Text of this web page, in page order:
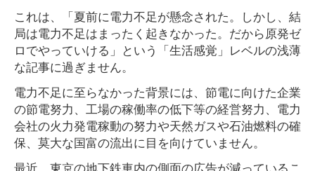
これは、「夏前に電力不足が懸念された。しかし、結
局は電力不足はまったく起きなかった。だから原発ゼ
ロでやっていける」という「生活感覚」レベルの浅薄
な記事に過ぎません。
電力不足に至らなかった背景には、節電に向けた企業
の節電努力、工場の稼働率の低下等の経営努力、電力
会社の火力発電稼動の努力や天然ガスや石油燃料の確
保、莫大な国富の流出に目を向けていません。
最近、東京の地下鉄車内の側面の広告が減っているこ